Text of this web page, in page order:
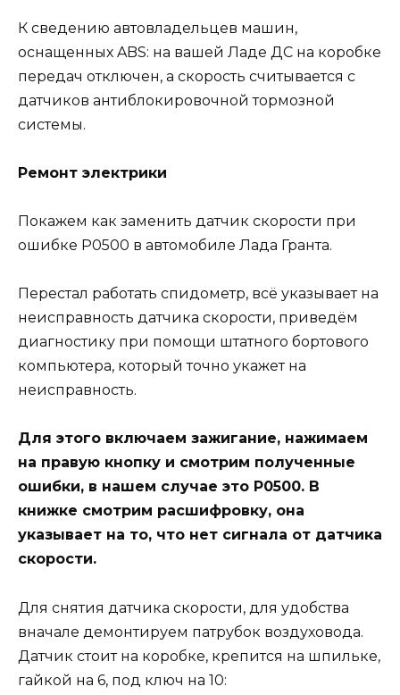
К сведению автовладельцев машин,
оснащенных ABS: на вашей Ладе ДС на коробке
передач отключен, а скорость считывается с
датчиков антиблокировочной тормозной
системы.
Ремонт электрики
Покажем как заменить датчик скорости при
ошибке Р0500 в автомобиле Лада Гранта.
Перестал работать спидометр, всё указывает на
неисправность датчика скорости, приведём
диагностику при помощи штатного бортового
компьютера, который точно укажет на
неисправность.
Для этого включаем зажигание, нажимаем
на правую кнопку и смотрим полученные
ошибки, в нашем случае это Р0500. В
книжке смотрим расшифровку, она
указывает на то, что нет сигнала от датчика
скорости.
Для снятия датчика скорости, для удобства
вначале демонтируем патрубок воздуховода.
Датчик стоит на коробке, крепится на шпильке,
гайкой на 6, под ключ на 10: